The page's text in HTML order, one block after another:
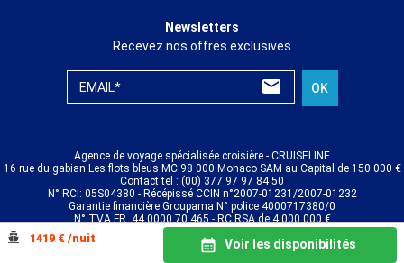
1419 € /nuit Voir les disponibilités
Newsletters
Recevez nos offres exclusives
EMAIL* OK
Agence de voyage spécialisée croisière - CRUISELINE
16 rue du gabian Les flots bleus MC 98 000 Monaco SAM au Capital de 150 000 €
Contact tel : (00) 377 97 97 84 50
N° RCI: 05S04380 - Récépissé CCIN n°2007-01231/2007-01232
Garantie financière Groupama N° police 4000717380/0
N° TVA FR. 44 0000 70 465 - RC RSA de 4 000 000 €
© CRUISELINE 2026 - all rights reserved